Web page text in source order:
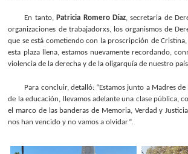
En tanto, Patricia Romero Díaz, secretaria de
organizaciones de trabajadorxs, los organismos de
que se está cometiendo con la proscripción de
esta plaza llena, estamos nuevamente recordando,
violencia de la derecha y de la oligarquía de nuestro
Para concluir, detalló: “Estamos junto a Madres
de la educación, llevamos adelante una clase pública,
el marco de las banderas de Memoria, Verdad y
nos han vencido y no vamos a olvidar”.